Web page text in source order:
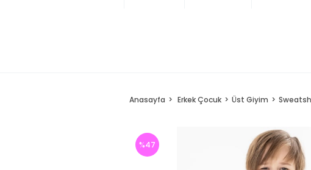
Anasayfa Erkek Çocuk Üst Giyim
%47